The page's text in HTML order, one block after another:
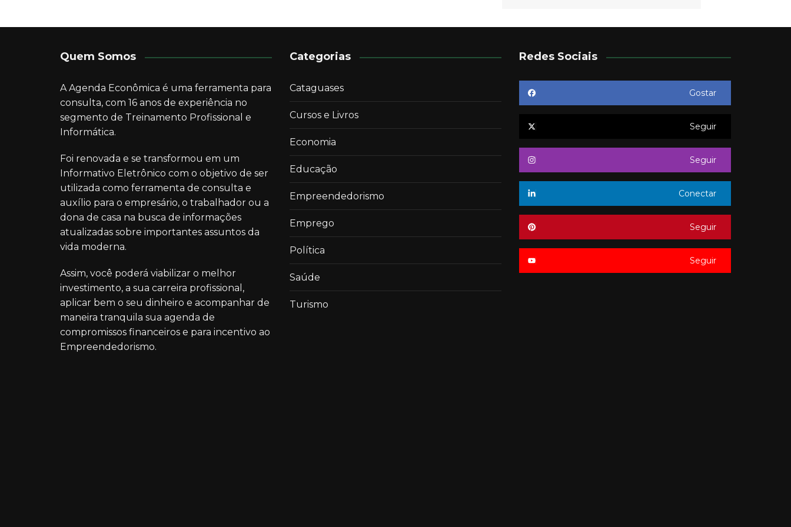
Quem Somos
A Agenda Econômica é uma ferramenta para
consulta, com 16 anos de experiência no
segmento de Treinamento Profissional e
Informática.
Foi renovada e se transformou em um
Informativo Eletrônico com o objetivo de ser
utilizada como ferramenta de consulta e
auxílio para o empresário, o trabalhador ou a
dona de casa na busca de informações
atualizadas sobre importantes assuntos da
vida moderna.
Assim, você poderá viabilizar o melhor
investimento, a sua carreira profissional,
aplicar bem o seu dinheiro e acompanhar de
maneira tranquila sua agenda de
compromissos financeiros e para incentivo ao
Empreendedorismo.
Categorias
Cataguases
Cursos e Livros
Economia
Educação
Empreendedorismo
Emprego
Política
Saúde
Turismo
Redes Sociais
Gostar
Seguir
Seguir
Conectar
Seguir
Seguir